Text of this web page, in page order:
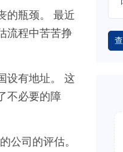
的瓶颈。 最近
流程中苦苦挣
设有地址。 这
不必要的障
公司的评估。